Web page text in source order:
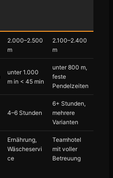
2.000–2.500
m
2.100–2.400
m
unter 1.000
m in < 45 min
unter 800 m,
feste
Pendelzeiten
4–6 Stunden
6+ Stunden,
mehrere
Varianten
Ernährung,
Wäscheservi
ce
Teamhotel
mit voller
Betreuung